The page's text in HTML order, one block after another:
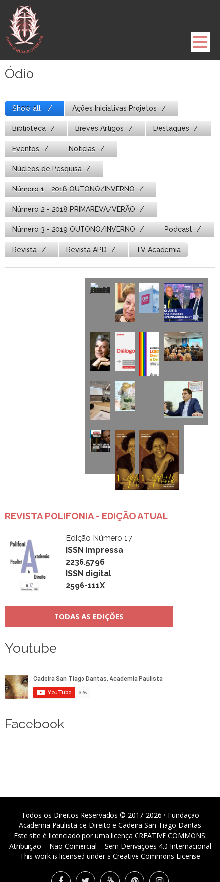
para
conteúdo
Ódio
Show all Ações Iniciativas Projetos
Biblioteca Breves Artigos Destaques
Eventos Notícias
Núcleos de Pesquisa
Número 1 - 2018 OUTONO/INVERNO
Número 2 - 2018 PRIMAREVA/VERÃO
Número 3 - 2019 OUTONO/INVERNO Podcast
Revista Revista APD TV Academia
REVISTA POLIFONIA - EDIÇÃO ATUAL
Edição Número 17
ISSN impressa
2236.5796
ISSN digital
2596-111X
TODAS AS EDIÇÕES
Youtube
Facebook
Todos os Direitos Reservados © 2017-2026 • Fundação
Academia Paulista de Direito e Cadeira San Tiago Dantas
Este site é licenciado por uma licença CREATIVE COMMONS:
Atribuição – Não Comercial – Sem Derivações 4.0 Internacional
This work is licensed under a Creative Commons License